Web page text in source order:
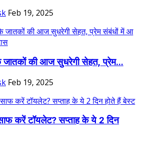
Feb 19, 2025
जातकों की आज सुधरेगी सेहत, प्रेम...
Feb 19, 2025
करें टॉयलेट? सप्ताह के ये 2 दिन